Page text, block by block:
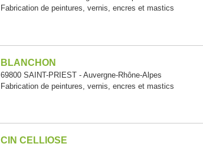
Fabrication de peintures, vernis, encres et mastics
BLANCHON
69800 SAINT-PRIEST - Auvergne-Rhône-Alpes
Fabrication de peintures, vernis, encres et mastics
CIN CELLIOSE